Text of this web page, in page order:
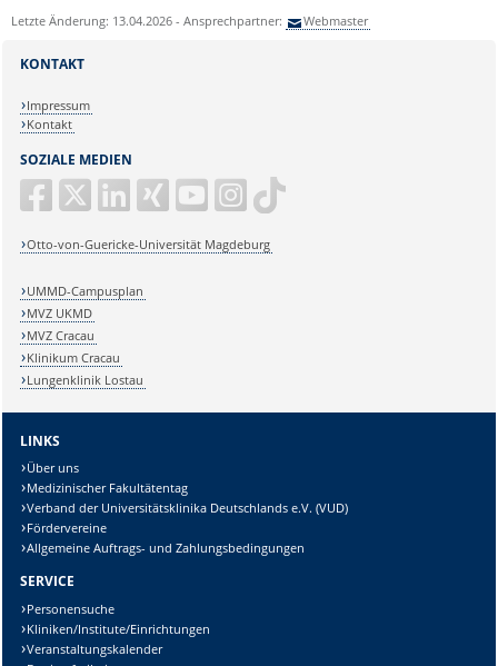
Letzte Änderung: 13.04.2026 - Ansprechpartner: Webmaster
SOZIALE MEDIEN
Otto-von-Guericke-Universität Magdeburg
KONTAKT
Impressum
Kontakt
UMMD-Campusplan
MVZ UKMD
MVZ Cracau
Klinikum Cracau
Lungenklinik Lostau
LINKS
Über uns
Medizinischer Fakultätentag
Verband der Universitätsklinika Deutschlands e.V. (VUD)
Fördervereine
Allgemeine Auftrags- und Zahlungsbedingungen
SERVICE
Personensuche
Kliniken/Institute/Einrichtungen
Veranstaltungskalender